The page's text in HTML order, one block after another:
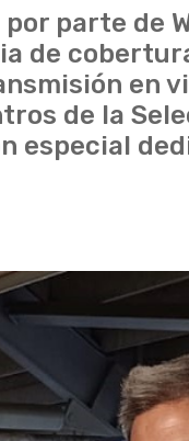
parte de
de
en
de la
especial